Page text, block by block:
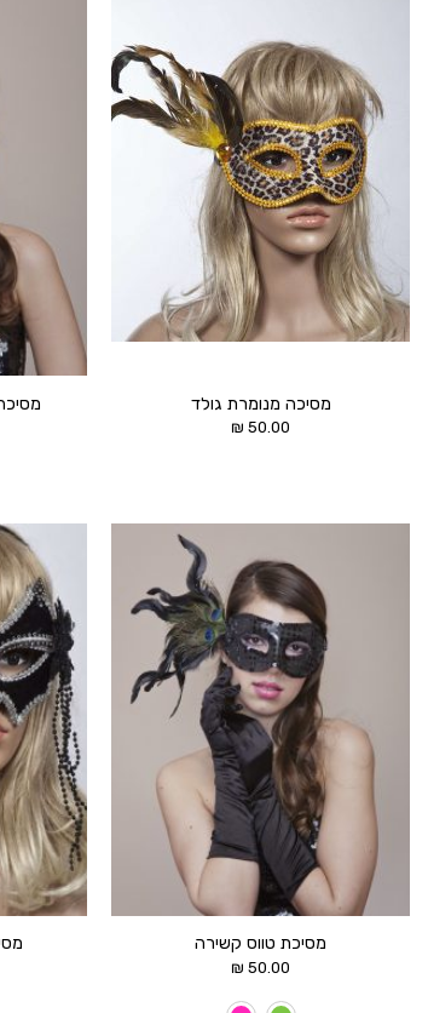
הוסף ל
WISHLIST
מסיכה מנומרת גולד
50.00
₪
הוסף ל
WISHLIST
מסיכת טווס קשירה
50.00
₪